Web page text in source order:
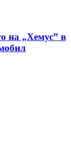
на „Хемус” в